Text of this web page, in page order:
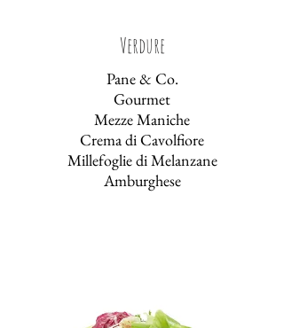
Verdure
Pane & Co.
Gourmet
Mezze Maniche
Crema di Cavolfiore
Millefoglie di Melanzane
Amburghese